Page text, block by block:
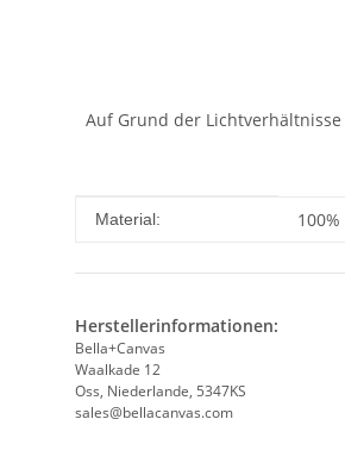
Auf Grund der
Produkteigenschaft
Wert
Material:
Herstellerinformationen:
Bella+Canvas
Waalkade 12
Oss, Niederlande, 5347KS
sales@bellacanvas.com